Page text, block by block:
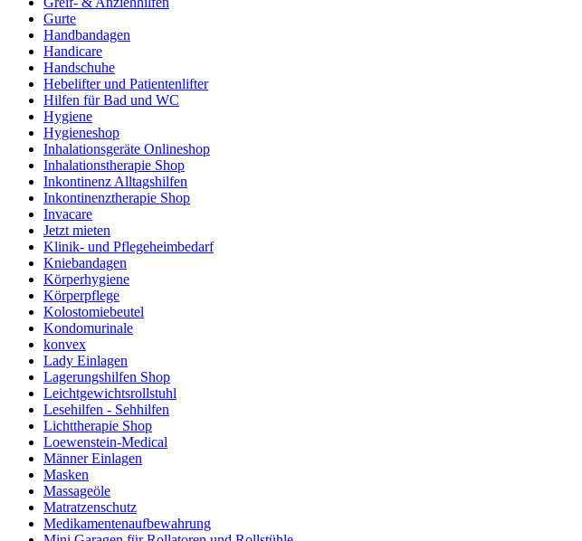
Gurte
Handbandagen
Handicare
Handschuhe
Hebelifter und Patientenlifter
Hilfen für Bad und WC
Hygiene
Hygieneshop
Inhalationsgeräte Onlineshop
Inhalationstherapie Shop
Inkontinenz Alltagshilfen
Inkontinenztherapie Shop
Invacare
Jetzt mieten
Klinik- und Pflegeheimbedarf
Kniebandagen
Körperhygiene
Körperpflege
Kolostomiebeutel
Kondomurinale
konvex
Lady Einlagen
Lagerungshilfen Shop
Leichtgewichtsrollstuhl
Lesehilfen - Sehhilfen
Lichttherapie Shop
Loewenstein-Medical
Männer Einlagen
Masken
Massageöle
Matratzenschutz
Medikamentenaufbewahrung